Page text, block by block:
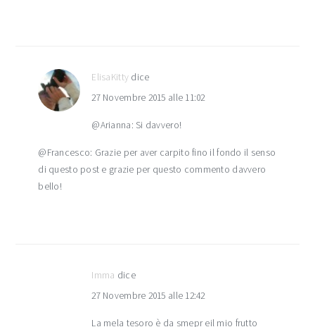
ElisaKitty dice
27 Novembre 2015 alle 11:02
@Arianna: Si davvero!
@Francesco: Grazie per aver carpito fino il fondo il senso
di questo post e grazie per questo commento davvero
bello!
Imma dice
27 Novembre 2015 alle 12:42
La mela tesoro è da smepr eil mio frutto